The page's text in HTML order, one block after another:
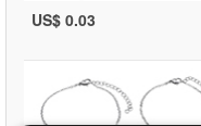
US$ 0.03